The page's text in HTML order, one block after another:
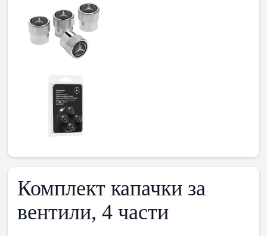
Комплект капачки за
вентили, 4 части